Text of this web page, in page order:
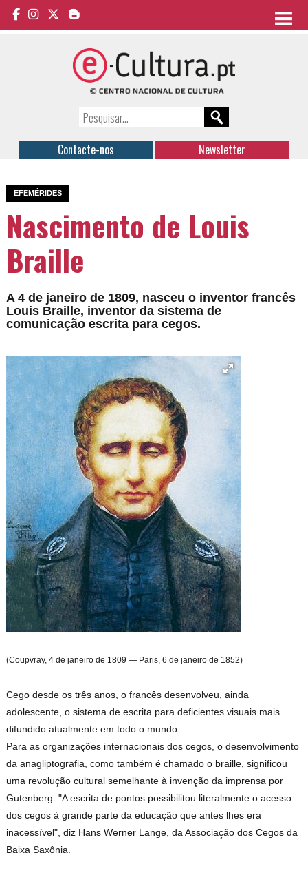
Contacte-nos Newsletter
EFEMÉRIDES
Nascimento de Louis
Braille
A 4 de janeiro de 1809, nasceu o inventor francês
Louis Braille, inventor da sistema de
comunicação escrita para cegos.
(Coupvray, 4 de janeiro de 1809 — Paris, 6 de janeiro de 1852)
Cego desde os três anos, o francês desenvolveu, ainda
adolescente, o sistema de escrita para deficientes visuais mais
difundido atualmente em todo o mundo.
Para as organizações internacionais dos cegos, o desenvolvimento
da anagliptografia, como também é chamado o braille, significou
uma revolução cultural semelhante à invenção da imprensa por
Gutenberg. "A escrita de pontos possibilitou literalmente o acesso
dos cegos à grande parte da educação que antes lhes era
inacessível", diz Hans Werner Lange, da Associação dos Cegos da
Baixa Saxônia.